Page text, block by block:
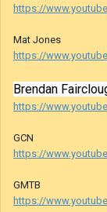
https://
Mat Jones
https://
Brendan
https://
GCN
https://
GMTB
https://